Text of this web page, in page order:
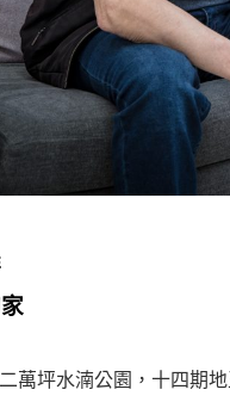
萬坪水湳公園，十四期